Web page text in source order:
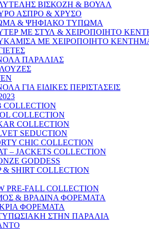
ΒΙΣΚΟΖΗ & ΒΟΥΑΛ
ΑΣΠΡΟ & ΧΡΥΣΟ
& ΨΗΦΙΑΚΟ ΤΥΠΩΜΑ
ΜΕ ΣΤΥΛ & ΧΕΙΡΟΠΟΙΗΤΟ
ΜΕ ΧΕΙΡΟΠΟΙΗΤΟ
ΠΑΡΑΛΙΑΣ
ΓΙΑ ΕΙΔΙΚΕΣ ΠΕΡΙΣΤΑΣΕΙΣ
COLLECTION
COLLECTION
COLLECTION
SEDUCTION
CHIC COLLECTION
– JACKETS COLLECTION
GODDESS
& SHIRT COLLECTION
PRE-FALL COLLECTION
& ΒΡΑΔΙΝΑ ΦΟΡΕΜΑΤΑ
ΦΟΡΕΜΑΤΑ
ΣΤΗΝ ΠΑΡΑΛΙΑ